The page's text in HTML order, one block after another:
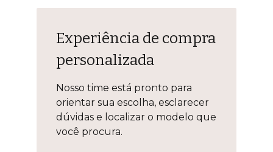
Experiência de compra
personalizada
Nosso time está pronto para
orientar sua escolha, esclarecer
dúvidas e localizar o modelo que
você procura.